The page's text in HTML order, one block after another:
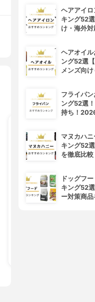
ヘアアイ
キング52
け・海外対
ヘアオイ
ング52選
メンズ向け
フライパ
ング52選
持ち！
マヌカハ
キング52
を徹底比
ドッグフ
キング52
ー対策商